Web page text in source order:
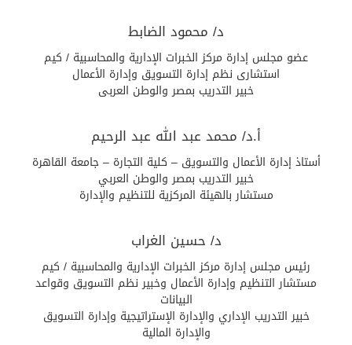
د/ محمود الضابط
عضو مجلس إدارة مركز الخبرات الإدارية والمحاسبية / كيم
استشارى نظم إدارة التسويق وإدارة الأعمال
خبير التدريب بمصر والوطن العربى
أ.د/ محمد عبد الله عبد الرحيم
أستاذ إدارة الأعمال والتسويق – كلية التجارة – جامعة القاهرة
خبير التدريب بمصر والوطن العربي
مستشار بالهيئة المركزية للتنظيم والإدارة
د/ حسين الغراب
رئيس مجلس إدارة مركز الخبرات الإدارية والمحاسبية / كيم
مستشار التنظيم وإدارة الأعمال وخبير نظم التسويق وقواعد
البيانات
خبير التدريب الإداري والإدارة الإستراتيجية وإدارة التسويق
والإدارة المالية